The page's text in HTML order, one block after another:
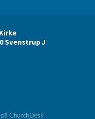
Svenstrup J
på ChurchDesk